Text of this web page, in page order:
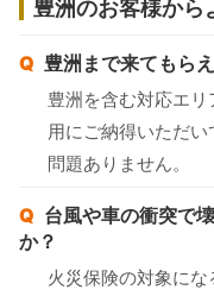
豊洲のお客様から
豊洲まで来てもら
豊洲を含む対応エ
用にご納得いただ
問題ありません。
台風や車の衝突で
か？
火災保険の対象に